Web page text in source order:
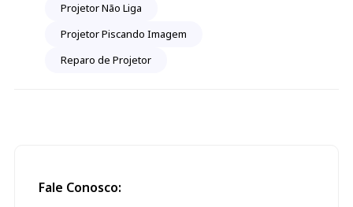
Projetor Não Liga
Projetor Piscando Imagem
Reparo de Projetor
Fale Conosco: